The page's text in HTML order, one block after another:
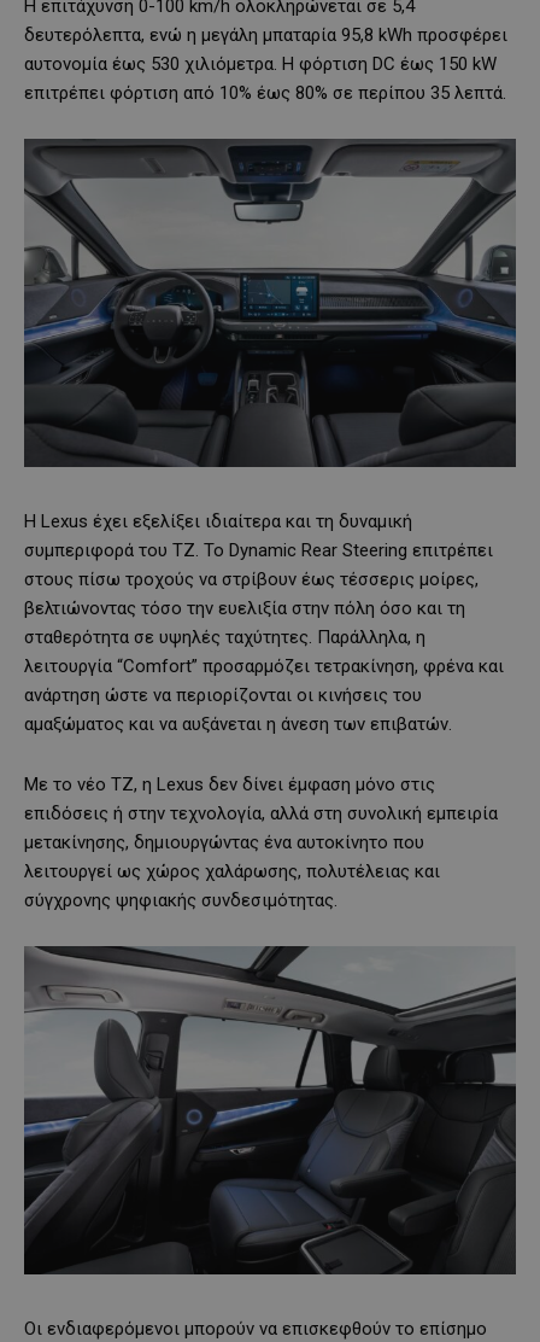
Η επιτάχυνση 0-100 km/h ολοκληρώνεται σε 5,4
δευτερόλεπτα, ενώ η μεγάλη μπαταρία 95,8 kWh προσφέρει
αυτονομία έως 530 χιλιόμετρα. Η φόρτιση DC έως 150 kW
επιτρέπει φόρτιση από 10% έως 80% σε περίπου 35 λεπτά.
Η Lexus έχει εξελίξει ιδιαίτερα και τη δυναμική
συμπεριφορά του TZ. Το Dynamic Rear Steering επιτρέπει
στους πίσω τροχούς να στρίβουν έως τέσσερις μοίρες,
βελτιώνοντας τόσο την ευελιξία στην πόλη όσο και τη
σταθερότητα σε υψηλές ταχύτητες. Παράλληλα, η
λειτουργία “Comfort” προσαρμόζει τετρακίνηση, φρένα και
ανάρτηση ώστε να περιορίζονται οι κινήσεις του
αμαξώματος και να αυξάνεται η άνεση των επιβατών.
Με το νέο TZ, η Lexus δεν δίνει έμφαση μόνο στις
επιδόσεις ή στην τεχνολογία, αλλά στη συνολική εμπειρία
μετακίνησης, δημιουργώντας ένα αυτοκίνητο που
λειτουργεί ως χώρος χαλάρωσης, πολυτέλειας και
σύγχρονης ψηφιακής συνδεσιμότητας.
Οι ενδιαφερόμενοι μπορούν να επισκεφθούν το επίσημο